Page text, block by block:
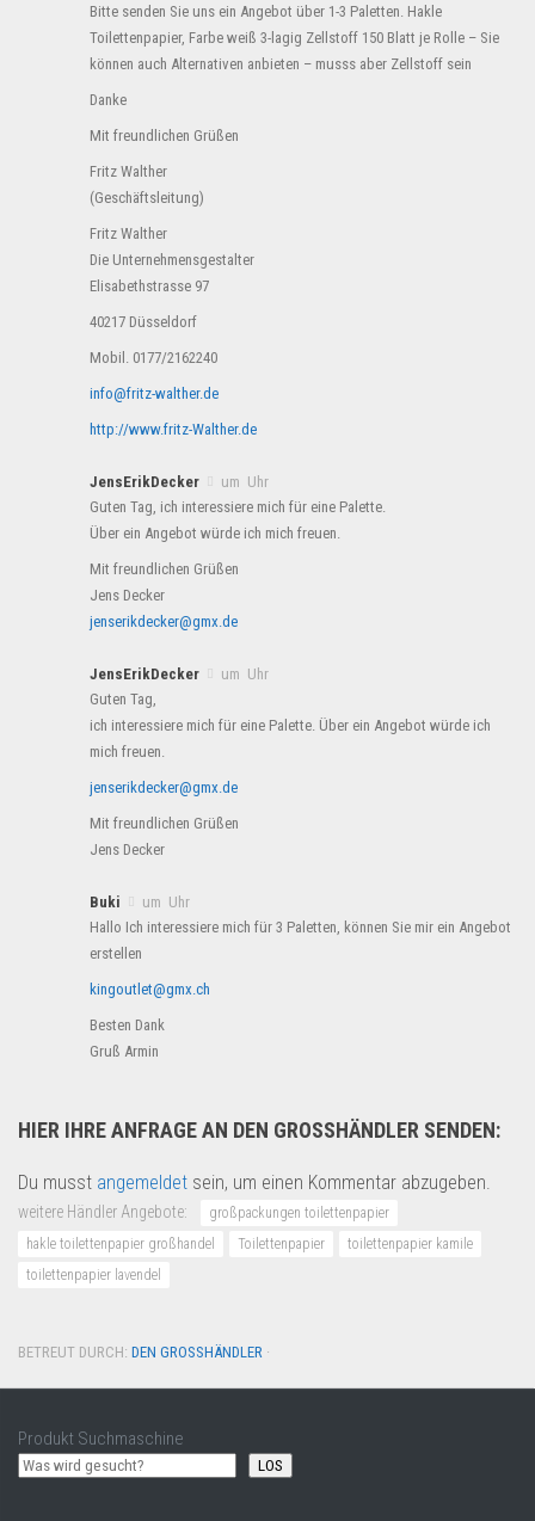
Bitte senden Sie uns ein Angebot über 1-3 Paletten. Hakle
Toilettenpapier, Farbe weiß 3-lagig Zellstoff 150 Blatt je Rolle – Sie
können auch Alternativen anbieten – musss aber Zellstoff sein
Danke
Mit freundlichen Grüßen
Fritz Walther
(Geschäftsleitung)
Fritz Walther
Die Unternehmensgestalter
Elisabethstrasse 97
40217 Düsseldorf
Mobil. 0177/2162240
info@fritz-walther.de
http://www.fritz-Walther.de
JensErikDecker
um Uhr
Guten Tag, ich interessiere mich für eine Palette.
Über ein Angebot würde ich mich freuen.
Mit freundlichen Grüßen
Jens Decker
jenserikdecker@gmx.de
JensErikDecker
um Uhr
Guten Tag,
ich interessiere mich für eine Palette. Über ein Angebot würde ich
mich freuen.
jenserikdecker@gmx.de
Mit freundlichen Grüßen
Jens Decker
Buki
um Uhr
Hallo Ich interessiere mich für 3 Paletten, können Sie mir ein Angebot
erstellen
kingoutlet@gmx.ch
Besten Dank
Gruß Armin
HIER IHRE ANFRAGE AN DEN GROSSHÄNDLER SENDEN:
Du musst angemeldet sein, um einen Kommentar abzugeben.
weitere Händler Angebote:
großpackungen toilettenpapier
hakle toilettenpapier großhandel
Toilettenpapier
toilettenpapier kamile
toilettenpapier lavendel
BETREUT DURCH: DEN GROSSHÄNDLER ·
Produkt Suchmaschine
LOS